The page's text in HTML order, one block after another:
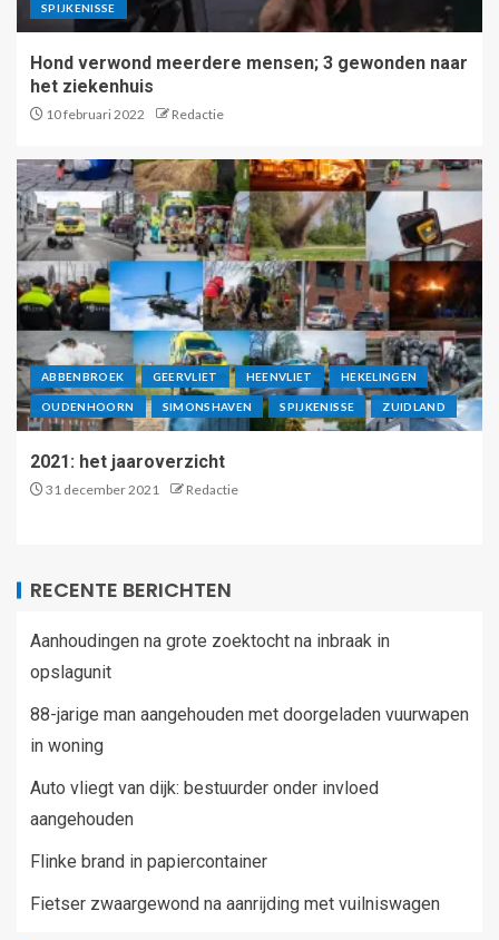
SPIJKENISSE
Hond verwond meerdere mensen; 3 gewonden naar
het ziekenhuis
10 februari 2022 Redactie
ABBENBROEK GEERVLIET HEENVLIET HEKELINGEN
OUDENHOORN SIMONSHAVEN SPIJKENISSE ZUIDLAND
2021: het jaaroverzicht
31 december 2021 Redactie
RECENTE BERICHTEN
Aanhoudingen na grote zoektocht na inbraak in
opslagunit
88-jarige man aangehouden met doorgeladen vuurwapen
in woning
Auto vliegt van dijk: bestuurder onder invloed
aangehouden
Flinke brand in papiercontainer
Fietser zwaargewond na aanrijding met vuilniswagen